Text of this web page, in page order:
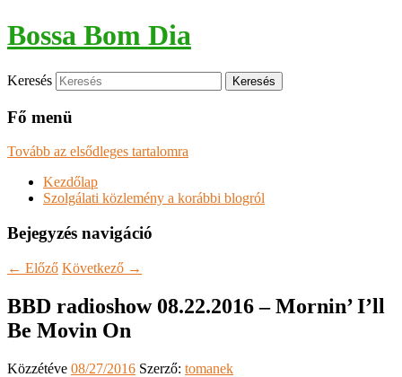
Bossa Bom Dia
Keresés
Fő menü
Tovább az elsődleges tartalomra
Kezdőlap
Szolgálati közlemény a korábbi blogról
Bejegyzés navigáció
← Előző Következő →
BBD radioshow 08.22.2016 – Mornin’ I’ll
Be Movin On
Közzétéve 08/27/2016 Szerző: tomanek